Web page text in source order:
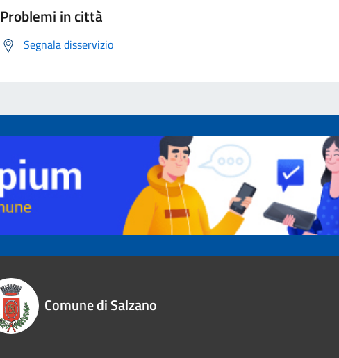
Problemi in città
Segnala disservizio
Comune di Salzano